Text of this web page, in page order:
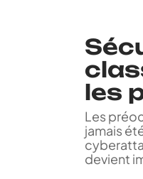
les
Les
jamais
devient